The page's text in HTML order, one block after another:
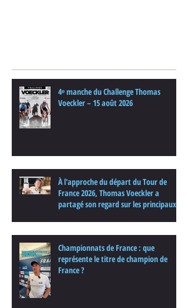
4ᵉ manche du Challenge Thomas
Voeckler – 15 août 2026
À l'approche du départ du Tour de
France 2026, Thomas Voeckler a
partagé son regard sur les principaux
Championnats de France : que
représente le titre de champion de
France ?